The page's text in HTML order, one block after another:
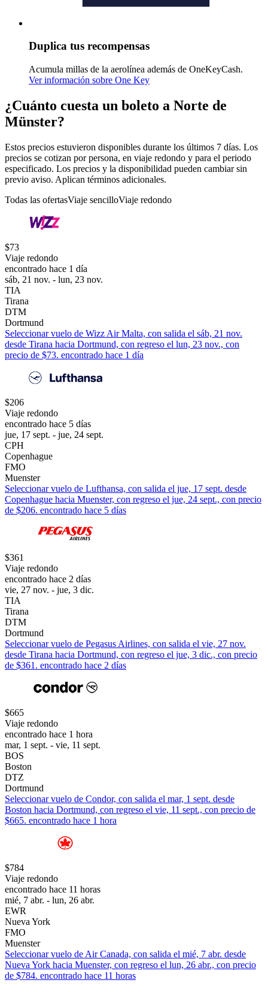
Duplica tus recompensas
Acumula millas de la aerolínea además de OneKeyCash.
Ver información sobre One Key
¿Cuánto cuesta un boleto a Norte de
Münster?
Estos precios estuvieron disponibles durante los últimos 7 días. Los
precios se cotizan por persona, en viaje redondo y para el periodo
especificado. Los precios y la disponibilidad pueden cambiar sin
previo aviso. Aplican términos adicionales.
Todas las ofertasViaje sencilloViaje redondo
$73
Viaje redondo
encontrado hace 1 día
sáb, 21 nov. - lun, 23 nov.
TIA
Tirana
DTM
Dortmund
Seleccionar vuelo de Wizz Air Malta, con salida el sáb, 21 nov.
desde Tirana hacia Dortmund, con regreso el lun, 23 nov., con
precio de $73. encontrado hace 1 día
$206
Viaje redondo
encontrado hace 5 días
jue, 17 sept. - jue, 24 sept.
CPH
Copenhague
FMO
Muenster
Seleccionar vuelo de Lufthansa, con salida el jue, 17 sept. desde
Copenhague hacia Muenster, con regreso el jue, 24 sept., con precio
de $206. encontrado hace 5 días
$361
Viaje redondo
encontrado hace 2 días
vie, 27 nov. - jue, 3 dic.
TIA
Tirana
DTM
Dortmund
Seleccionar vuelo de Pegasus Airlines, con salida el vie, 27 nov.
desde Tirana hacia Dortmund, con regreso el jue, 3 dic., con precio
de $361. encontrado hace 2 días
$665
Viaje redondo
encontrado hace 1 hora
mar, 1 sept. - vie, 11 sept.
BOS
Boston
DTZ
Dortmund
Seleccionar vuelo de Condor, con salida el mar, 1 sept. desde
Boston hacia Dortmund, con regreso el vie, 11 sept., con precio de
$665. encontrado hace 1 hora
$784
Viaje redondo
encontrado hace 11 horas
mié, 7 abr. - lun, 26 abr.
EWR
Nueva York
FMO
Muenster
Seleccionar vuelo de Air Canada, con salida el mié, 7 abr. desde
Nueva York hacia Muenster, con regreso el lun, 26 abr., con precio
de $784. encontrado hace 11 horas